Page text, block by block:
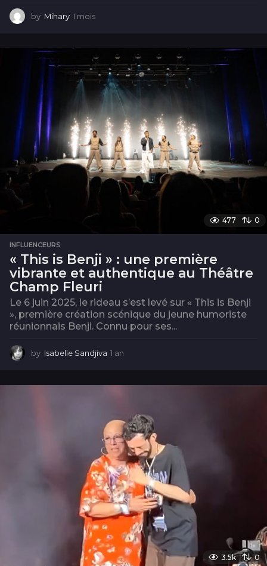
by Mihary 1 mois
s
477 0
INFLUENCEURS
« This is Benji » : une première
vibrante et authentique au Théâtre
Champ Fleuri
Le 6 juin 2025, le rideau s’est levé sur « This is Benji
», première création scénique du jeune humoriste
réunionnais Benji. Connu pour ses...
by Isabelle Sandjiva 1 an
3.5k 0